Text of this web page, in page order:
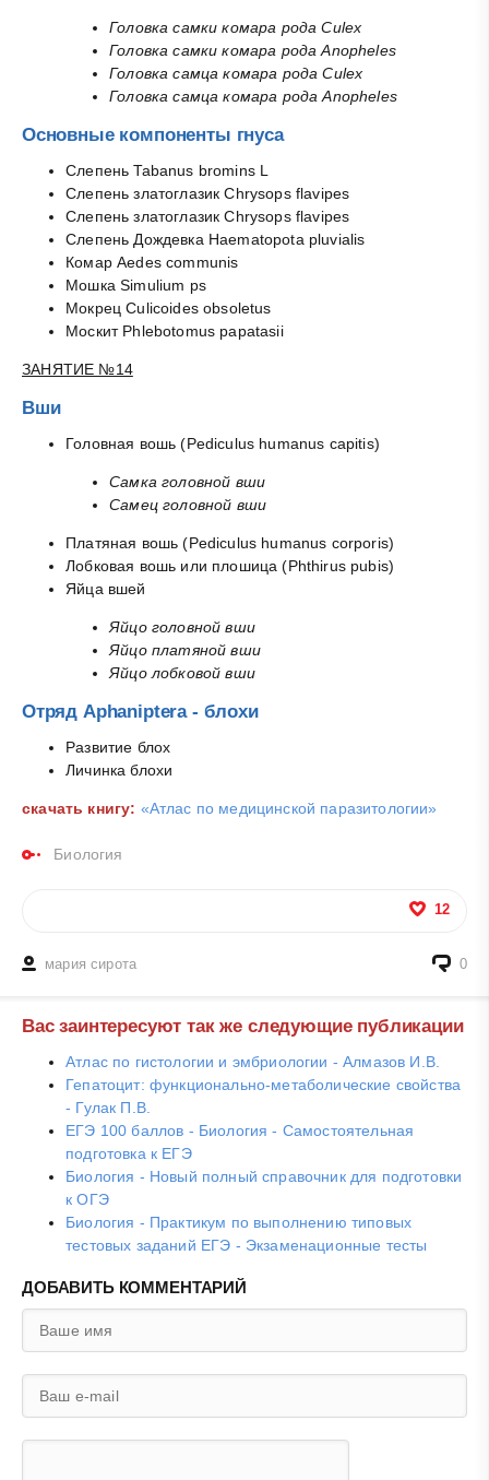
Головка самки комара рода Culex
Головка самки комара рода Anopheles
Головка самца комара рода Culex
Головка самца комара рода Anopheles
Основные компоненты гнуса
Слепень Tabanus bromins L
Слепень златоглазик Chrysops flavipes
Слепень златоглазик Chrysops flavipes
Слепень Дождевка Haematopota pluvialis
Комар Aedes communis
Мошка Simulium ps
Мокрец Culicoides obsoletus
Москит Phlebotomus papatasii
ЗАНЯТИЕ №14
Вши
Головная вошь (Pediculus humanus capitis)
Самка головной вши
Самец головной вши
Платяная вошь (Pediculus humanus corporis)
Лобковая вошь или плошица (Phthirus pubis)
Яйца вшей
Яйцо головной вши
Яйцо платяной вши
Яйцо лобковой вши
Отряд Aphaniptera - блохи
Развитие блох
Личинка блохи
скачать книгу: «Атлас по медицинской паразитологии»
Биология
12
мария сирота 0
Вас заинтересуют так же следующие публикации
Атлас по гистологии и эмбриологии - Алмазов И.В.
Гепатоцит: функционально-метаболические свойства
- Гулак П.В.
ЕГЭ 100 баллов - Биология - Самостоятельная
подготовка к ЕГЭ
Биология - Новый полный справочник для подготовки
к ОГЭ
Биология - Практикум по выполнению типовых
тестовых заданий ЕГЭ - Экзаменационные тесты
ДОБАВИТЬ КОММЕНТАРИЙ